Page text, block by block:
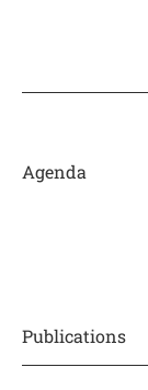
Agenda
Publications